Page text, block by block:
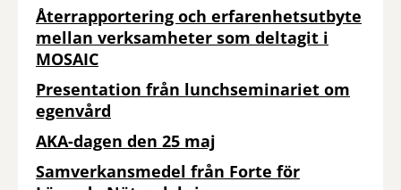
Återrapportering och erfarenhetsutbyte
mellan verksamheter som deltagit i
MOSAIC
Presentation från lunchseminariet om
egenvård
AKA-dagen den 25 maj
Samverkansmedel från Forte för